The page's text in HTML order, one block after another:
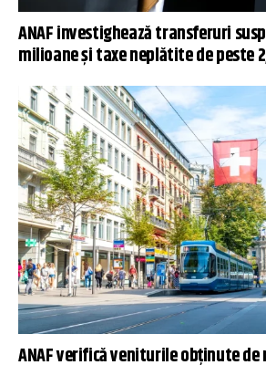
ANAF investighează transferuri
milioane și taxe neplătite de peste
ANAF verifică veniturile obținute